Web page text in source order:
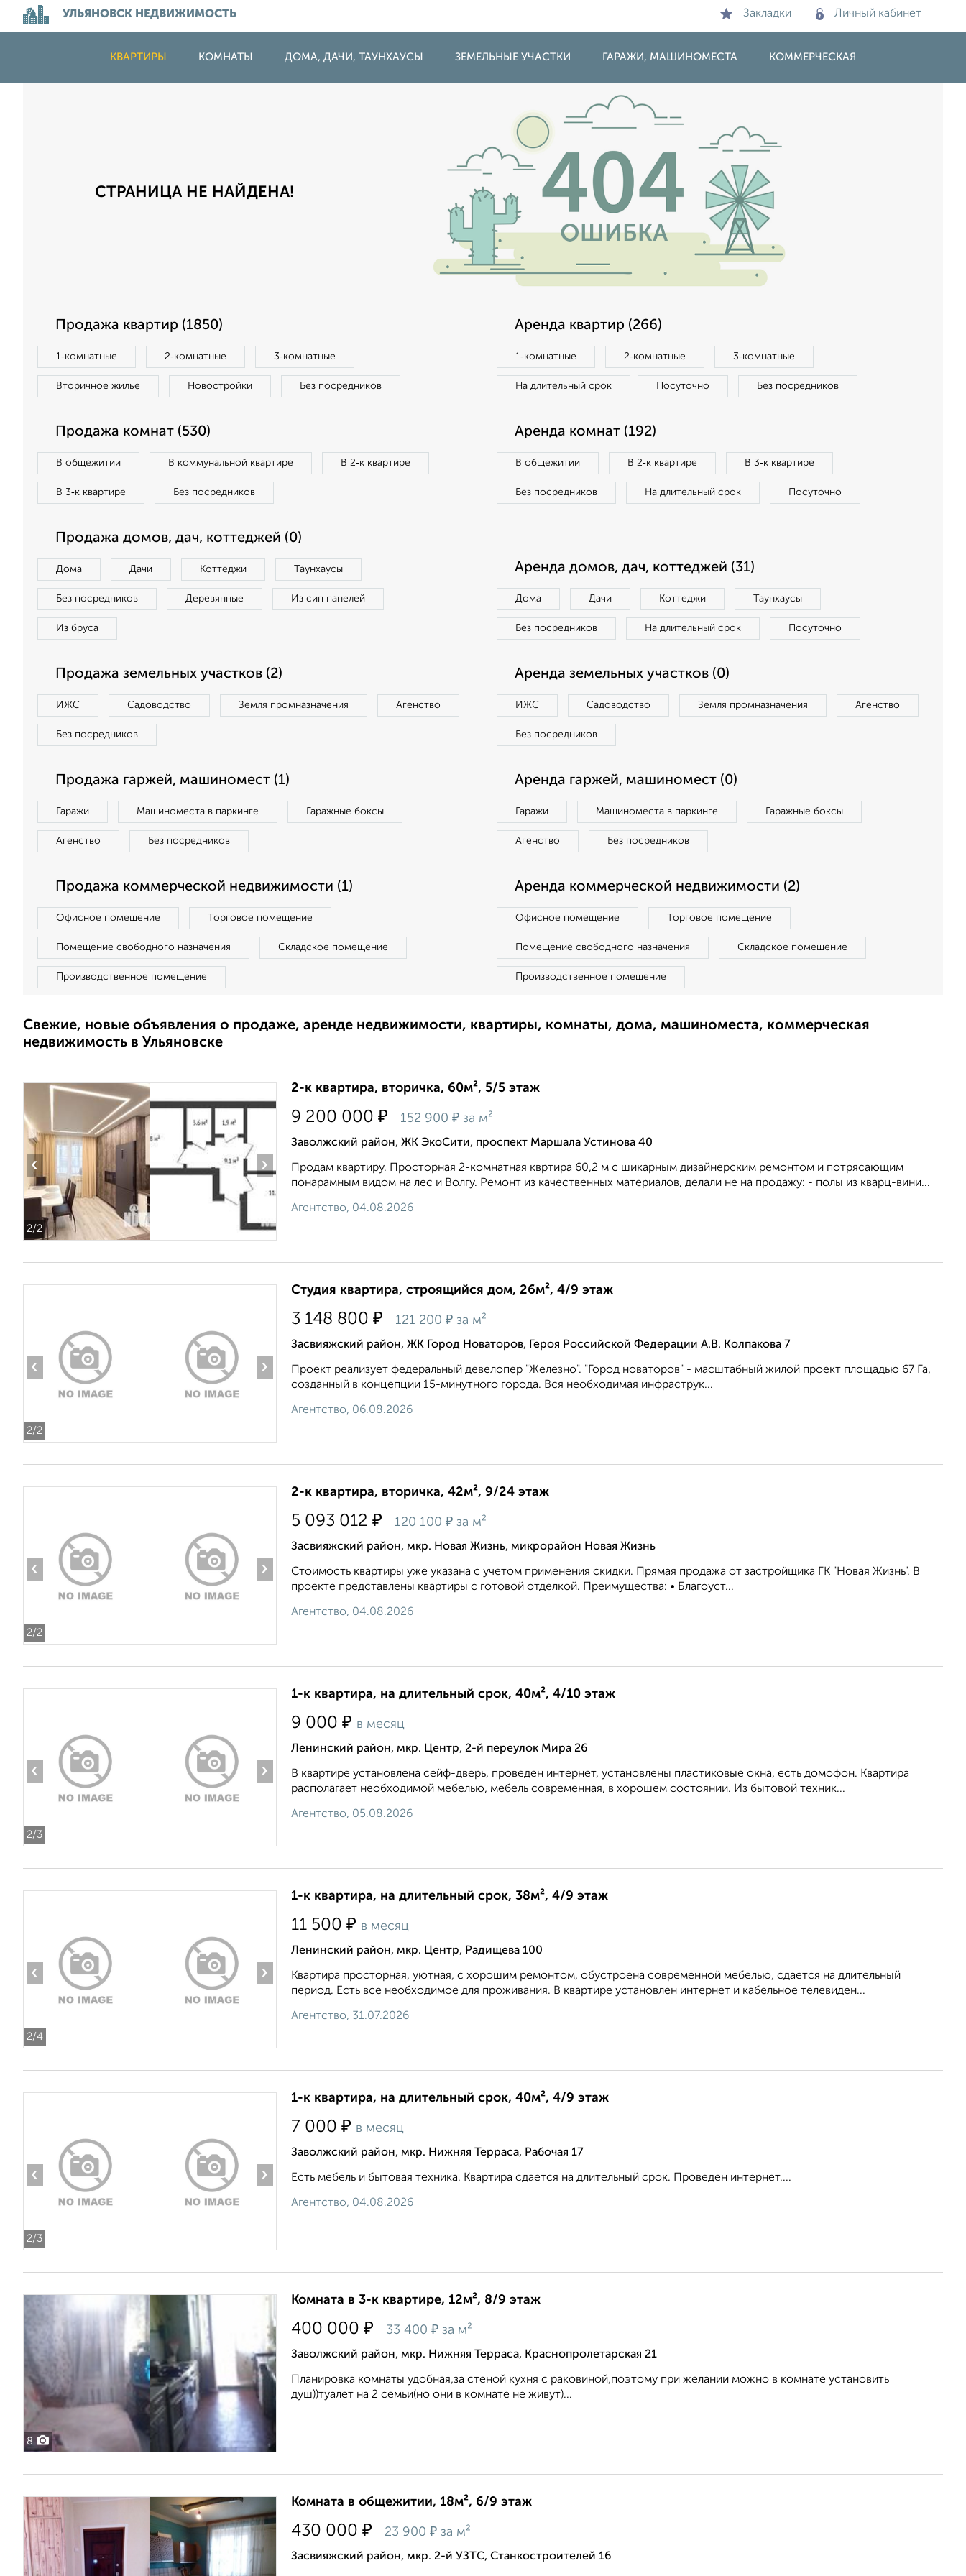
УЛЬЯНОВСК НЕДВИЖИМОСТЬ Закладки Личный кабинет
КВАРТИРЫ КОМНАТЫ ДОМА, ДАЧИ, ТАУНХАУСЫ ЗЕМЕЛЬНЫЕ УЧАСТКИ ГАРАЖИ, МАШИНОМЕСТА КОММЕРЧЕСКАЯ
СТРАНИЦА НЕ НАЙДЕНА!
Продажа квартир (1850)
1‑комнатные 2‑комнатные 3‑комнатные
Вторичное жилье Новостройки Без посредников
Аренда квартир (266)
1‑комнатные 2‑комнатные 3‑комнатные
На длительный срок Посуточно Без посредников
Продажа комнат (530)
В общежитии В коммунальной квартире В 2‑к квартире
В 3‑к квартире Без посредников
Аренда комнат (192)
В общежитии В 2‑к квартире В 3‑к квартире
Без посредников На длительный срок Посуточно
Продажа домов, дач, коттеджей (0)
Дома Дачи Коттеджи Таунхаусы
Без посредников Деревянные Из сип панелей
Из бруса
Аренда домов, дач, коттеджей (31)
Дома Дачи Коттеджи Таунхаусы
Без посредников На длительный срок Посуточно
Продажа земельных участков (2)
ИЖС Садоводство Земля промназначения Агенство
Без посредников
Аренда земельных участков (0)
ИЖС Садоводство Земля промназначения Агенство
Без посредников
Продажа гаржей, машиномест (1)
Гаражи Машиноместа в паркинге Гаражные боксы
Агенство Без посредников
Аренда гаржей, машиномест (0)
Гаражи Машиноместа в паркинге Гаражные боксы
Агенство Без посредников
Продажа коммерческой недвижимости (1)
Офисное помещение Торговое помещение
Помещение свободного назначения Складское помещение
Производственное помещение
Аренда коммерческой недвижимости (2)
Офисное помещение Торговое помещение
Помещение свободного назначения Складское помещение
Производственное помещение
Свежие, новые объявления о продаже, аренде недвижимости, квартиры, комнаты, дома, машиноместа, коммерческая
недвижимость в Ульяновске
2/2
‹ ›
2-к квартира, вторичка, 60м², 5/5 этаж
9 200 000 ₽ 152 900 ₽ за м²
Заволжский район, ЖК ЭкоСити, проспект Маршала Устинова 40
Продам квартиру. Просторная 2-комнатная квртира 60,2 м с шикарным дизайнерским ремонтом и потрясающим
понарамным видом на лес и Волгу. Ремонт из качественных материалов, делали не на продажу: - полы из кварц-вини...
Агентство, 04.08.2026
2/2
‹ ›
Студия квартира, строящийся дом, 26м², 4/9 этаж
3 148 800 ₽ 121 200 ₽ за м²
Засвияжский район, ЖК Город Новаторов, Героя Российской Федерации А.В. Колпакова 7
Проект реализует федеральный девелопер "Железно". "Город новаторов" - масштабный жилой проект площадью 67 Га,
созданный в концепции 15-минутного города. Вся необходимая инфраструк...
Агентство, 06.08.2026
2/2
‹ ›
2-к квартира, вторичка, 42м², 9/24 этаж
5 093 012 ₽ 120 100 ₽ за м²
Засвияжский район, мкр. Новая Жизнь, микрорайон Новая Жизнь
Стоимость квартиры уже укaзaна c учeтoм применeния cкидки. Прямая продажа от застройщика ГК "Новая Жизнь". В
проекте представлены квартиры с готовой отделкой. Преимущества: • Благоуст...
Агентство, 04.08.2026
2/3
‹ ›
1-к квартира, на длительный срок, 40м², 4/10 этаж
9 000 ₽ в месяц
Ленинский район, мкр. Центр, 2-й переулок Мира 26
В квартире установлена сейф-дверь, проведен интернет, установлены пластиковые окна, есть домофон. Квартира
располагает необходимой мебелью, мебель современная, в хорошем состоянии. Из бытовой техник...
Агентство, 05.08.2026
2/4
‹ ›
1-к квартира, на длительный срок, 38м², 4/9 этаж
11 500 ₽ в месяц
Ленинский район, мкр. Центр, Радищева 100
Квартира просторная, уютная, с хорошим ремонтом, обустроена современной мебелью, сдается на длительный
период. Есть все необходимое для проживания. В квартире установлен интернет и кабельное телевиден...
Агентство, 31.07.2026
2/3
‹ ›
1-к квартира, на длительный срок, 40м², 4/9 этаж
7 000 ₽ в месяц
Заволжский район, мкр. Нижняя Терраса, Рабочая 17
Есть мебель и бытовая техника. Квартира сдается на длительный срок. Проведен интернет....
Агентство, 04.08.2026
8
Комната в 3-к квартире, 12м², 8/9 этаж
400 000 ₽ 33 400 ₽ за м²
Заволжский район, мкр. Нижняя Терраса, Краснопролетарская 21
Планировка комнаты удобная,за стеной кухня с раковиной,поэтому при желании можно в комнате установить
душ))туалет на 2 семьи(но они в комнате не живут)...
Комната в общежитии, 18м², 6/9 этаж
430 000 ₽ 23 900 ₽ за м²
Засвияжский район, мкр. 2-й УЗТС, Станкостроителей 16